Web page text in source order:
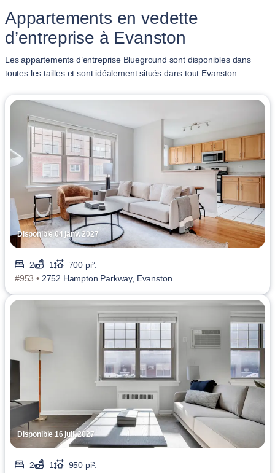
Appartements en vedette
d’entreprise à Evanston
Les appartements d’entreprise Blueground sont disponibles dans
toutes les tailles et sont idéalement situés dans tout Evanston.
Disponible 04 janv. 2027
2 1
700 pi².
#953 • 2752 Hampton Parkway, Evanston
Disponible 16 juil. 2027
2 1
950 pi².